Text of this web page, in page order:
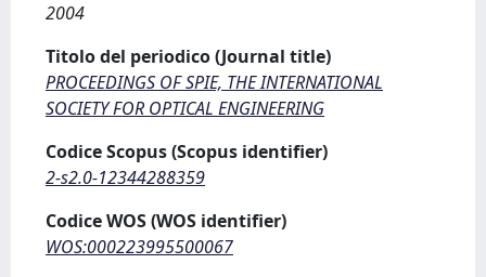
2004
Titolo del periodico (Journal title)
PROCEEDINGS OF SPIE, THE INTERNATIONAL
SOCIETY FOR OPTICAL ENGINEERING
Codice Scopus (Scopus identifier)
2-s2.0-12344288359
Codice WOS (WOS identifier)
WOS:000223995500067